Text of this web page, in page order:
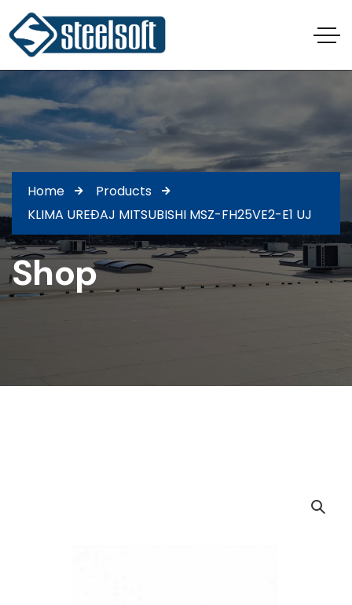
Home
Products
KLIMA UREĐAJ MITSUBISHI MSZ-FH25VE2-E1 UJ
Shop